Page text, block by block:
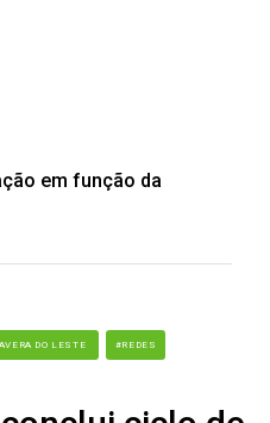
em função da
DO LESTE #REDES